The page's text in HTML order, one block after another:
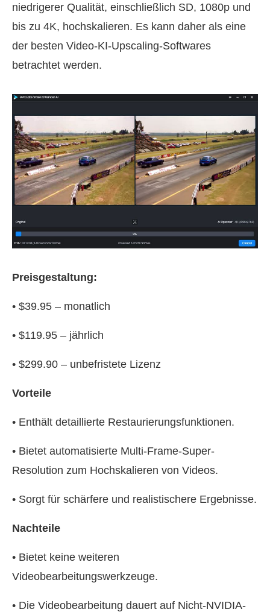
niedrigerer Qualität, einschließlich SD, 1080p und
bis zu 4K, hochskalieren. Es kann daher als eine
der besten Video-KI-Upscaling-Softwares
betrachtet werden.
Preisgestaltung:
• $39.95 – monatlich
• $119.95 – jährlich
• $299.90 – unbefristete Lizenz
Vorteile
• Enthält detaillierte Restaurierungsfunktionen.
• Bietet automatisierte Multi-Frame-Super-
Resolution zum Hochskalieren von Videos.
• Sorgt für schärfere und realistischere Ergebnisse.
Nachteile
• Bietet keine weiteren
Videobearbeitungswerkzeuge.
• Die Videobearbeitung dauert auf Nicht-NVIDIA-